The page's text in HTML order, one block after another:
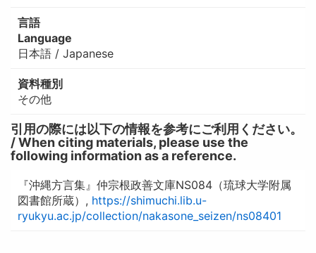
言語
Language
日本語 / Japanese
資料種別
その他
引用の際には以下の情報を参考にご利用ください。
/ When citing materials, please use the
following information as a reference.
『沖縄方言集』仲宗根政善文庫NS084（琉球大学附属
図書館所蔵）, https://shimuchi.lib.u-
ryukyu.ac.jp/collection/nakasone_seizen/ns08401